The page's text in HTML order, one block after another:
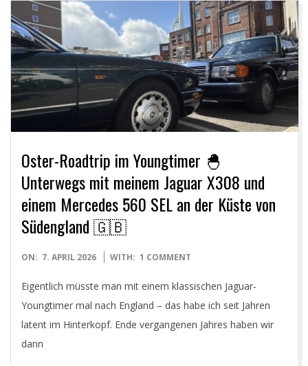
O
U
N
G
T
M
E
R
Oster-Roadtrip im Youngtimer 🐣
Unterwegs mit meinem Jaguar X308 und
einem Mercedes 560 SEL an der Küste von
Südengland 🇬🇧
2026-
07
ON: 7. APRIL 2026 WITH: 1 COMMENT
Eigentlich müsste man mit einem klassischen Jaguar-
Youngtimer mal nach England – das habe ich seit Jahren
latent im Hinterkopf. Ende vergangenen Jahres haben wir
dann